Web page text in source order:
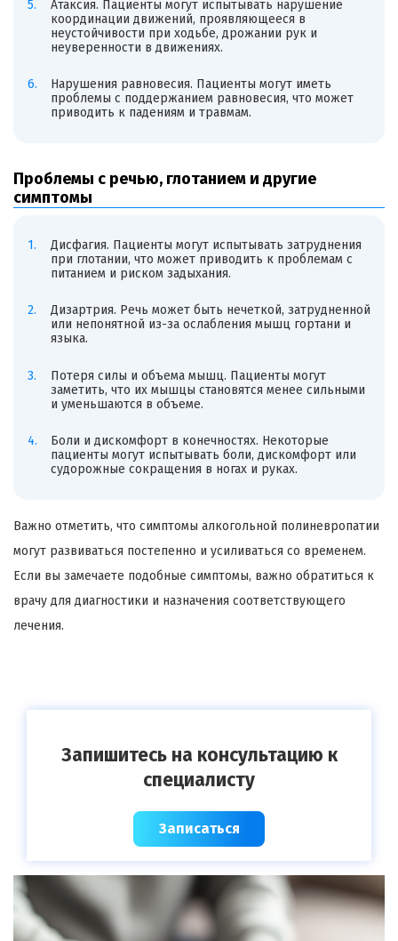
Атаксия. Пациенты могут испытывать нарушение
координации движений, проявляющееся в
неустойчивости при ходьбе, дрожании рук и
неуверенности в движениях.
Нарушения равновесия. Пациенты могут иметь
проблемы с поддержанием равновесия, что может
приводить к падениям и травмам.
Проблемы с речью, глотанием и другие
симптомы
Дисфагия. Пациенты могут испытывать затруднения
при глотании, что может приводить к проблемам с
питанием и риском задыхания.
Дизартрия. Речь может быть нечеткой, затрудненной
или непонятной из-за ослабления мышц гортани и
языка.
Потеря силы и объема мышц. Пациенты могут
заметить, что их мышцы становятся менее сильными
и уменьшаются в объеме.
Боли и дискомфорт в конечностях. Некоторые
пациенты могут испытывать боли, дискомфорт или
судорожные сокращения в ногах и руках.
Важно отметить, что симптомы алкогольной полиневропатии
могут развиваться постепенно и усиливаться со временем.
Если вы замечаете подобные симптомы, важно обратиться к
врачу для диагностики и назначения соответствующего
лечения.
Запишитесь на консультацию к
специалисту
Записаться